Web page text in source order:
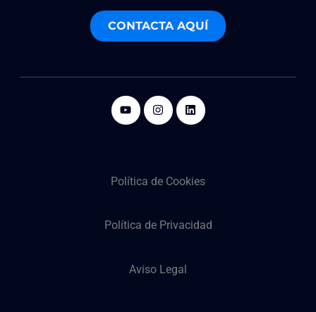
CONTACTA AQUÍ
Política de Cookies
Política de Privacidad
Aviso Legal